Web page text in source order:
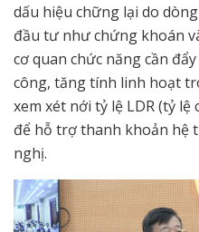
dấu hiệu chững lại do
đầu tư như chứng khoán
cơ quan chức năng cần
công, tăng tính linh hoạt
xem xét nới tỷ lệ LDR (tỷ
để hỗ trợ thanh khoản hệ
nghị.